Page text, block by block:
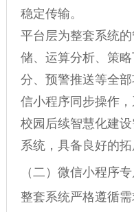
稳定传输。
平台层为整套系统
储、运算分析、策
分、预警推送等全
信小程序同步操作
校园后续智慧化建
系统，具备良好的拓
（二）微信小程序
整套系统严格遵循